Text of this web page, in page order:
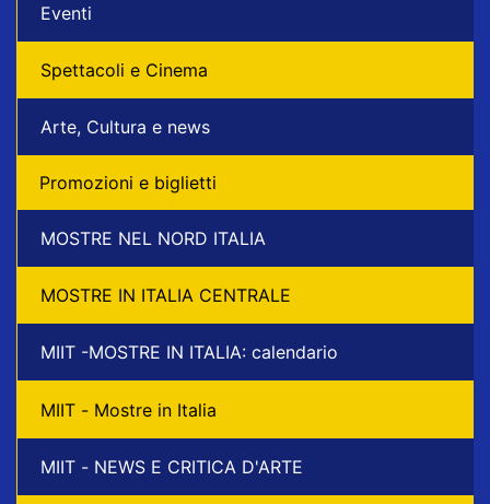
Eventi
Spettacoli e Cinema
Arte, Cultura e news
Promozioni e biglietti
MOSTRE NEL NORD ITALIA
MOSTRE IN ITALIA CENTRALE
MIIT -MOSTRE IN ITALIA: calendario
MIIT - Mostre in Italia
MIIT - NEWS E CRITICA D'ARTE